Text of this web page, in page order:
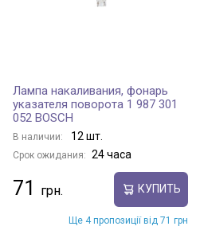
Лампа накаливания, фонарь
указателя поворота 1 987 301
052 BOSCH
В наличии: 12 шт.
Срок ожидания: 24 часа
71 КУПИТЬ
Ще 4 пропозиції від 71 грн